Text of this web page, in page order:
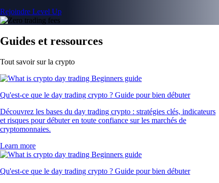
Rejoindre Level Up
Guides et ressources
Tout savoir sur la crypto
Qu'est-ce que le day trading crypto ? Guide pour bien débuter
Découvrez les bases du day trading crypto : stratégies clés, indicateurs
et risques pour débuter en toute confiance sur les marchés de
cryptomonnaies.
Learn more
Qu'est-ce que le day trading crypto ? Guide pour bien débuter